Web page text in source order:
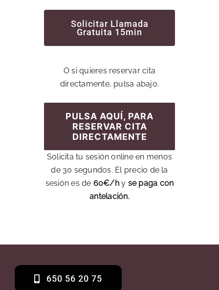
Solicitar Llamada
Gratuita 15min
O si quieres reservar cita
directamente, pulsa abajo.
PULSA AQUÍ, PARA
RESERVAR CITA
DIRECTAMENTE
Solicita tu sesión online en menos
de 30 segundos. El precio de la
sesión es de 60€/hy se paga con
antelación.
650 56 20 75